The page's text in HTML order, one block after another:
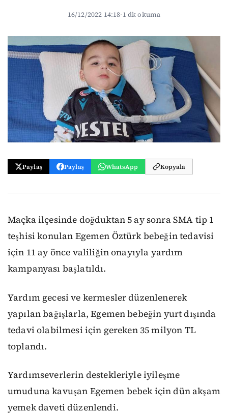
16/12/2022 14:18·1 dk okuma
Paylaş Paylaş WhatsApp Kopyala
Maçka ilçesinde doğduktan 5 ay sonra SMA tip 1
teşhisi konulan Egemen Öztürk bebeğin tedavisi
için 11 ay önce valiliğin onayıyla yardım
kampanyası başlatıldı.
Yardım gecesi ve kermesler düzenlenerek
yapılan bağışlarla, Egemen bebeğin yurt dışında
tedavi olabilmesi için gereken 35 milyon TL
toplandı.
Yardımseverlerin destekleriyle iyileşme
umuduna kavuşan Egemen bebek için dün akşam
yemek daveti düzenlendi.